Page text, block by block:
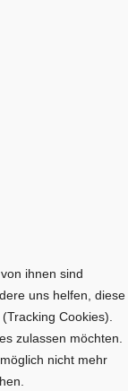
ihnen sind
uns helfen, diese
Cookies).
zulassen möchten.
nicht mehr